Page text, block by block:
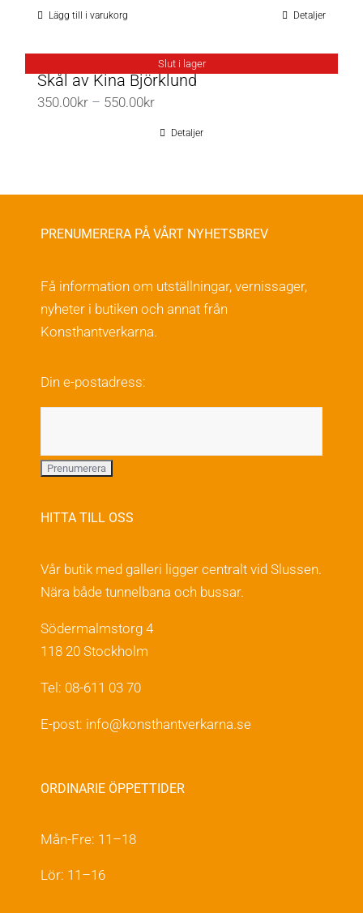
Lägg till i varukorg Detaljer
Slut i lager
Skål av Kina Björklund
350.00kr – 550.00krPrisintervall:
Detaljer
PRENUMERERA PÅ VÅRT NYHETSBREV
Få information om utställningar, vernissager,
nyheter i butiken och annat från
Konsthantverkarna.
Din e-postadress:
HITTA TILL OSS
Vår butik med galleri ligger centralt vid Slussen.
Nära både tunnelbana och bussar.
Södermalmstorg 4
118 20 Stockholm
Tel: 08-611 03 70
E-post: info@konsthantverkarna.se
ORDINARIE ÖPPETTIDER
Mån-Fre: 11–18
Lör: 11–16